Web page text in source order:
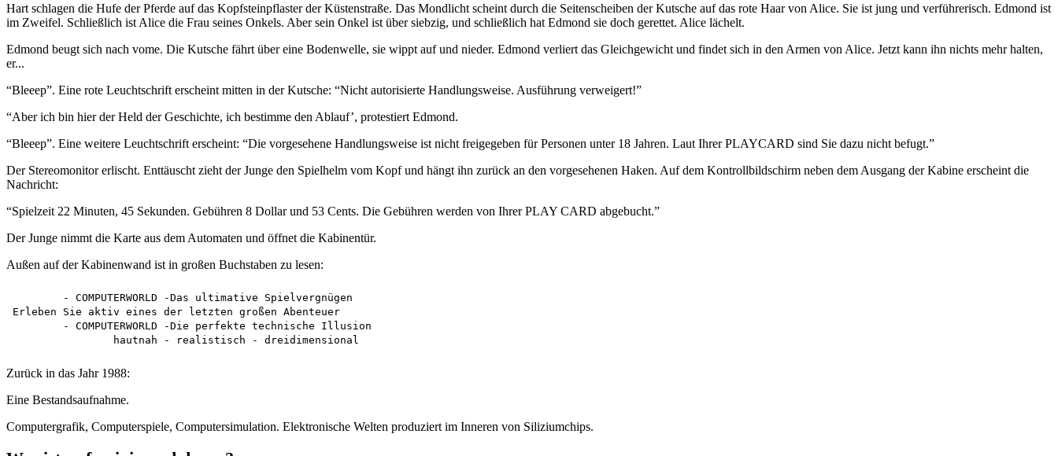
Hart schlagen die Hufe der Pferde auf das Kopfsteinpflaster der Küstenstraße. Das Mondlicht scheint durch die Seitenscheiben der Kutsche auf das rote Haar von Alice. Sie ist jung und verführerisch. Edmond ist
im Zweifel. Schließlich ist Alice die Frau seines Onkels. Aber sein Onkel ist über siebzig, und schließlich hat Edmond sie doch gerettet. Alice lächelt.
Edmond beugt sich nach vome. Die Kutsche fährt über eine Bodenwelle, sie wippt auf und nieder. Edmond verliert das Gleichgewicht und findet sich in den Armen von Alice. Jetzt kann ihn nichts mehr halten,
er...
“Bleeep”. Eine rote Leuchtschrift erscheint mitten in der Kutsche: “Nicht autorisierte Handlungsweise. Ausführung verweigert!”
“Aber ich bin hier der Held der Geschichte, ich bestimme den Ablauf’, protestiert Edmond.
“Bleeep”. Eine weitere Leuchtschrift erscheint: “Die vorgesehene Handlungsweise ist nicht freigegeben für Personen unter 18 Jahren. Laut Ihrer PLAYCARD sind Sie dazu nicht befugt.”
Der Stereomonitor erlischt. Enttäuscht zieht der Junge den Spielhelm vom Kopf und hängt ihn zurück an den vorgesehenen Haken. Auf dem Kontrollbildschirm neben dem Ausgang der Kabine erscheint die
Nachricht:
“Spielzeit 22 Minuten, 45 Sekunden. Gebühren 8 Dollar und 53 Cents. Die Gebühren werden von Ihrer PLAY CARD abgebucht.”
Der Junge nimmt die Karte aus dem Automaten und öffnet die Kabinentür.
Außen auf der Kabinenwand ist in großen Buchstaben zu lesen:
Erleben Sie aktiv eines der letzten großen Abenteuer
Zurück in das Jahr 1988:
Eine Bestandsaufnahme.
Computergrafik, Computerspiele, Computersimulation. Elektronische Welten produziert im Inneren von Siliziumchips.